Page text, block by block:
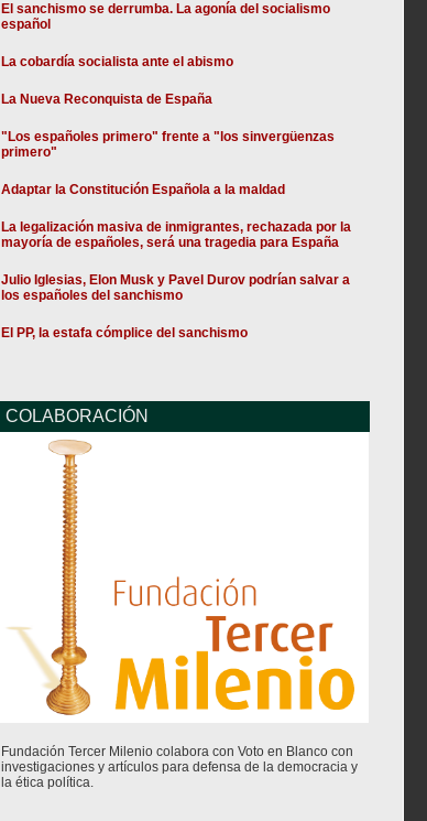
El sanchismo se derrumba. La agonía del socialismo
español
La cobardía socialista ante el abismo
La Nueva Reconquista de España
"Los españoles primero" frente a "los sinvergüenzas
primero"
Adaptar la Constitución Española a la maldad
La legalización masiva de inmigrantes, rechazada por la
mayoría de españoles, será una tragedia para España
Julio Iglesias, Elon Musk y Pavel Durov podrían salvar a
los españoles del sanchismo
El PP, la estafa cómplice del sanchismo
COLABORACIÓN
Fundación Tercer Milenio colabora con Voto en Blanco con
investigaciones y artículos para defensa de la democracia y
la ética política.